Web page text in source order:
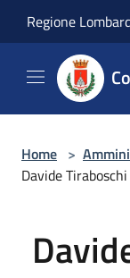
Regione
Home >
Davide Tiraboschi